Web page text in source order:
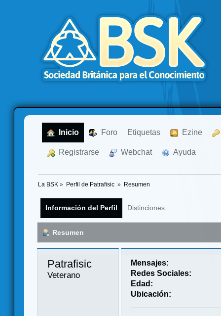
Inicio Foro Etiquetas Ezine
Registrarse Webchat Ayuda
La BSK » Perfil de Patrafisic » Resumen
Información del Perfil Distinciones
Resumen
Patrafisic
Veterano
Mensajes:
Redes Sociales:
Edad:
Ubicación: